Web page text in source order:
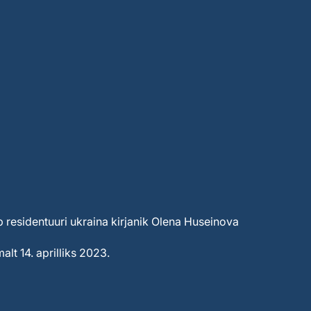
residentuuri ukraina kirjanik Olena Huseinova
14. aprilliks 2023.